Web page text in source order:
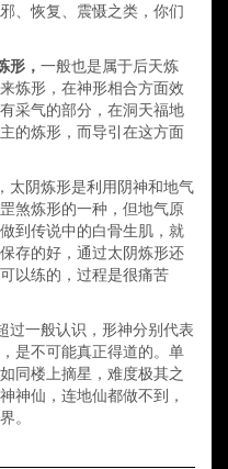
、恢复、震慑之类，你们
形，一般也是属于后天炼
炼形，在神形相合方面效
采气的部分，在洞天福地
的炼形，而导引在这方面
，太阴炼形是利用阴神和地气
煞炼形的一种，但地气原
到传说中的白骨生肌，就
存的好，通过太阴炼形还
以练的，过程是很痛苦
过一般认识，形神分别代表
是不可能真正得道的。单
同楼上摘星，难度极其之
神仙，连地仙都做不到，
。